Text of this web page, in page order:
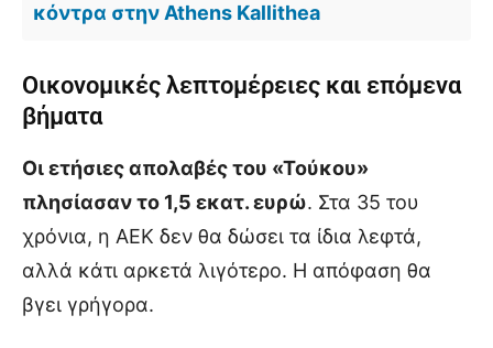
κόντρα στην Athens Kallithea
Οικονομικές λεπτομέρειες και επόμενα
βήματα
Οι ετήσιες απολαβές του «Τούκου»
πλησίασαν το 1,5 εκατ. ευρώ. Στα 35 του
χρόνια, η ΑΕΚ δεν θα δώσει τα ίδια λεφτά,
αλλά κάτι αρκετά λιγότερο. Η απόφαση θα
βγει γρήγορα.